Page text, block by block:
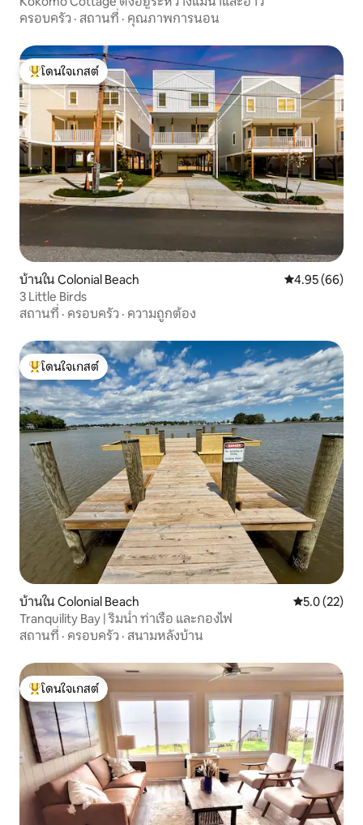
ครอบครัว · สถานที่ · คุณภาพการนอน
โดนใจเกสต์ที่สุด
โดนใจเกสต์
บ้านใน Colonial Beach คะแนนเฉลี่ย
4.95 (66)
3 Little Birds
สถานที่ · ครอบครัว · ความถูกต้อง
โดนใจเกสต์ที่สุด
โดนใจเกสต์
บ้านใน Colonial Beach คะแนนเฉลี่ย
5.0 (22)
Tranquility Bay | ริมน้ำ ท่าเรือ และกองไฟ
สถานที่ · ครอบครัว · สนามหลังบ้าน
โดนใจเกสต์ที่สุด
โดนใจเกสต์